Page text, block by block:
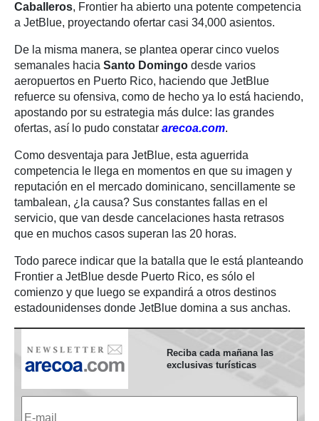
Caballeros, Frontier ha abierto una potente competencia
a JetBlue, proyectando ofertar casi 34,000 asientos.
De la misma manera, se plantea operar cinco vuelos
semanales hacia Santo Domingo desde varios
aeropuertos en Puerto Rico, haciendo que JetBlue
refuerce su ofensiva, como de hecho ya lo está haciendo,
apostando por su estrategia más dulce: las grandes
ofertas, así lo pudo constatar arecoa.com.
Como desventaja para JetBlue, esta aguerrida
competencia le llega en momentos en que su imagen y
reputación en el mercado dominicano, sencillamente se
tambalean, ¿la causa? Sus constantes fallas en el
servicio, que van desde cancelaciones hasta retrasos
que en muchos casos superan las 20 horas.
Todo parece indicar que la batalla que le está planteando
Frontier a JetBlue desde Puerto Rico, es sólo el
comienzo y que luego se expandirá a otros destinos
estadounidenses donde JetBlue domina a sus anchas.
Reciba cada mañana las
exclusivas turísticas